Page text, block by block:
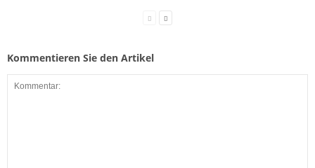
Kommentieren Sie den Artikel